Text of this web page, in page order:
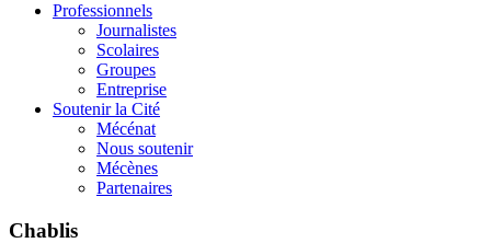
Professionnels
Journalistes
Scolaires
Groupes
Entreprise
Soutenir la Cité
Mécénat
Nous soutenir
Mécènes
Partenaires
Chablis